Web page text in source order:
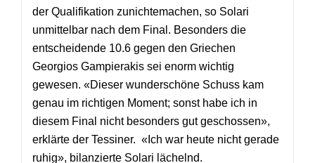
der Qualifikation zunichtemachen, so Solari
unmittelbar nach dem Final. Besonders die
entscheidende 10.6 gegen den Griechen
Georgios Gampierakis sei enorm wichtig
gewesen. «Dieser wunderschöne Schuss kam
genau im richtigen Moment; sonst habe ich in
diesem Final nicht besonders gut geschossen»,
erklärte der Tessiner. «Ich war heute nicht gerade
ruhig», bilanzierte Solari lächelnd.